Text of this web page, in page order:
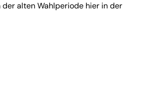
der alten Wahlperiode hier in der